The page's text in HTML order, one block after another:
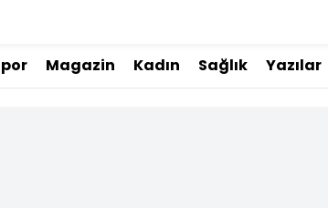
Magazin Kadın Sağlık Yazılar